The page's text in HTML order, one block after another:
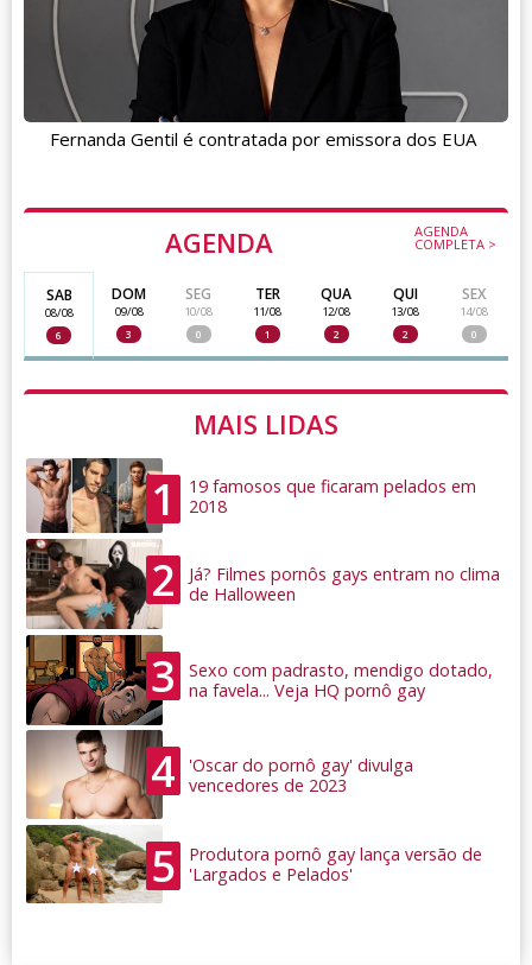
AGENDA AGENDA
COMPLETA >
SAB
08/08
6
DOM
09/08
3
SEG
10/08
0
TER
11/08
1
QUA
12/08
2
QUI
13/08
2
SEX
14/08
0
MAIS LIDAS
1
19 famosos que ficaram pelados em
2018
2
Já? Filmes pornôs gays entram no clima
de Halloween
3
Sexo com padrasto, mendigo dotado,
na favela... Veja HQ pornô gay
4
'Oscar do pornô gay' divulga
vencedores de 2023
5
Produtora pornô gay lança versão de
'Largados e Pelados'
Fernanda Gentil é contratada por emissora dos EUA